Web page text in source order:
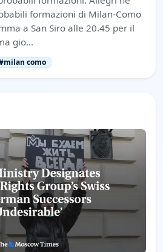
formazioni di Milan-Como
a San Siro alle 20.45 per il
gio…
como